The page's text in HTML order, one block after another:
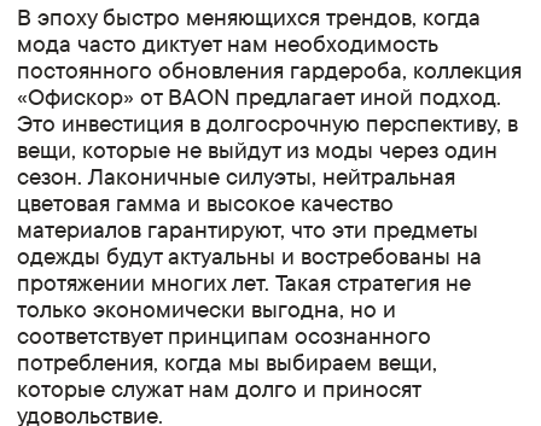
В эпоху быстро меняющихся трендов, когда
мода часто диктует нам необходимость
постоянного обновления гардероба, коллекция
«Офискор» от BAON предлагает иной подход.
Это инвестиция в долгосрочную перспективу, в
вещи, которые не выйдут из моды через один
сезон. Лаконичные силуэты, нейтральная
цветовая гамма и высокое качество
материалов гарантируют, что эти предметы
одежды будут актуальны и востребованы на
протяжении многих лет. Такая стратегия не
только экономически выгодна, но и
соответствует принципам осознанного
потребления, когда мы выбираем вещи,
которые служат нам долго и приносят
удовольствие.